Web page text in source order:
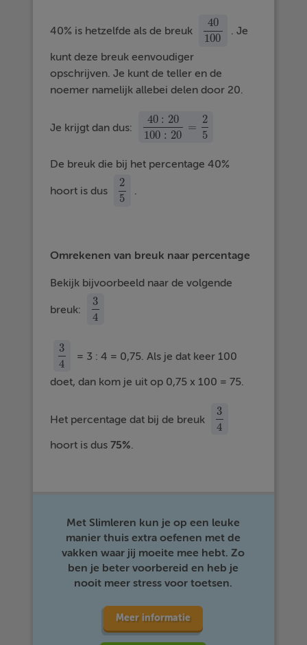
40% is hetzelfde als de breuk
40
100
40100. Je
kunt deze breuk eenvoudiger
opschrijven. Je kunt de teller en de
noemer namelijk allebei delen door 20.
Je krijgt dan dus:
40 : 20
100 : 20
=
2
5
40:20100:20=
De breuk die bij het percentage 40%
hoort is dus
2
5
25 .
Omrekenen van breuk naar percentage
Bekijk bijvoorbeeld naar de volgende
breuk:
3
4
34
3
4
34 = 3 : 4 = 0,75. Als je dat keer 100
doet, dan kom je uit op 0,75 x 100 = 75.
Het percentage dat bij de breuk
3
4
34
hoort is dus75%.
Met Slimleren kun je op een leuke
manier thuis extra oefenen met de
vakken waar jij moeite mee hebt. Zo
ben je beter voorbereid en heb je
nooit meer stress voor toetsen.
Meer informatie